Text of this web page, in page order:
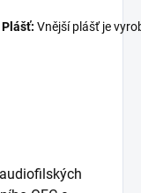
Plášť: Vnější plášť je